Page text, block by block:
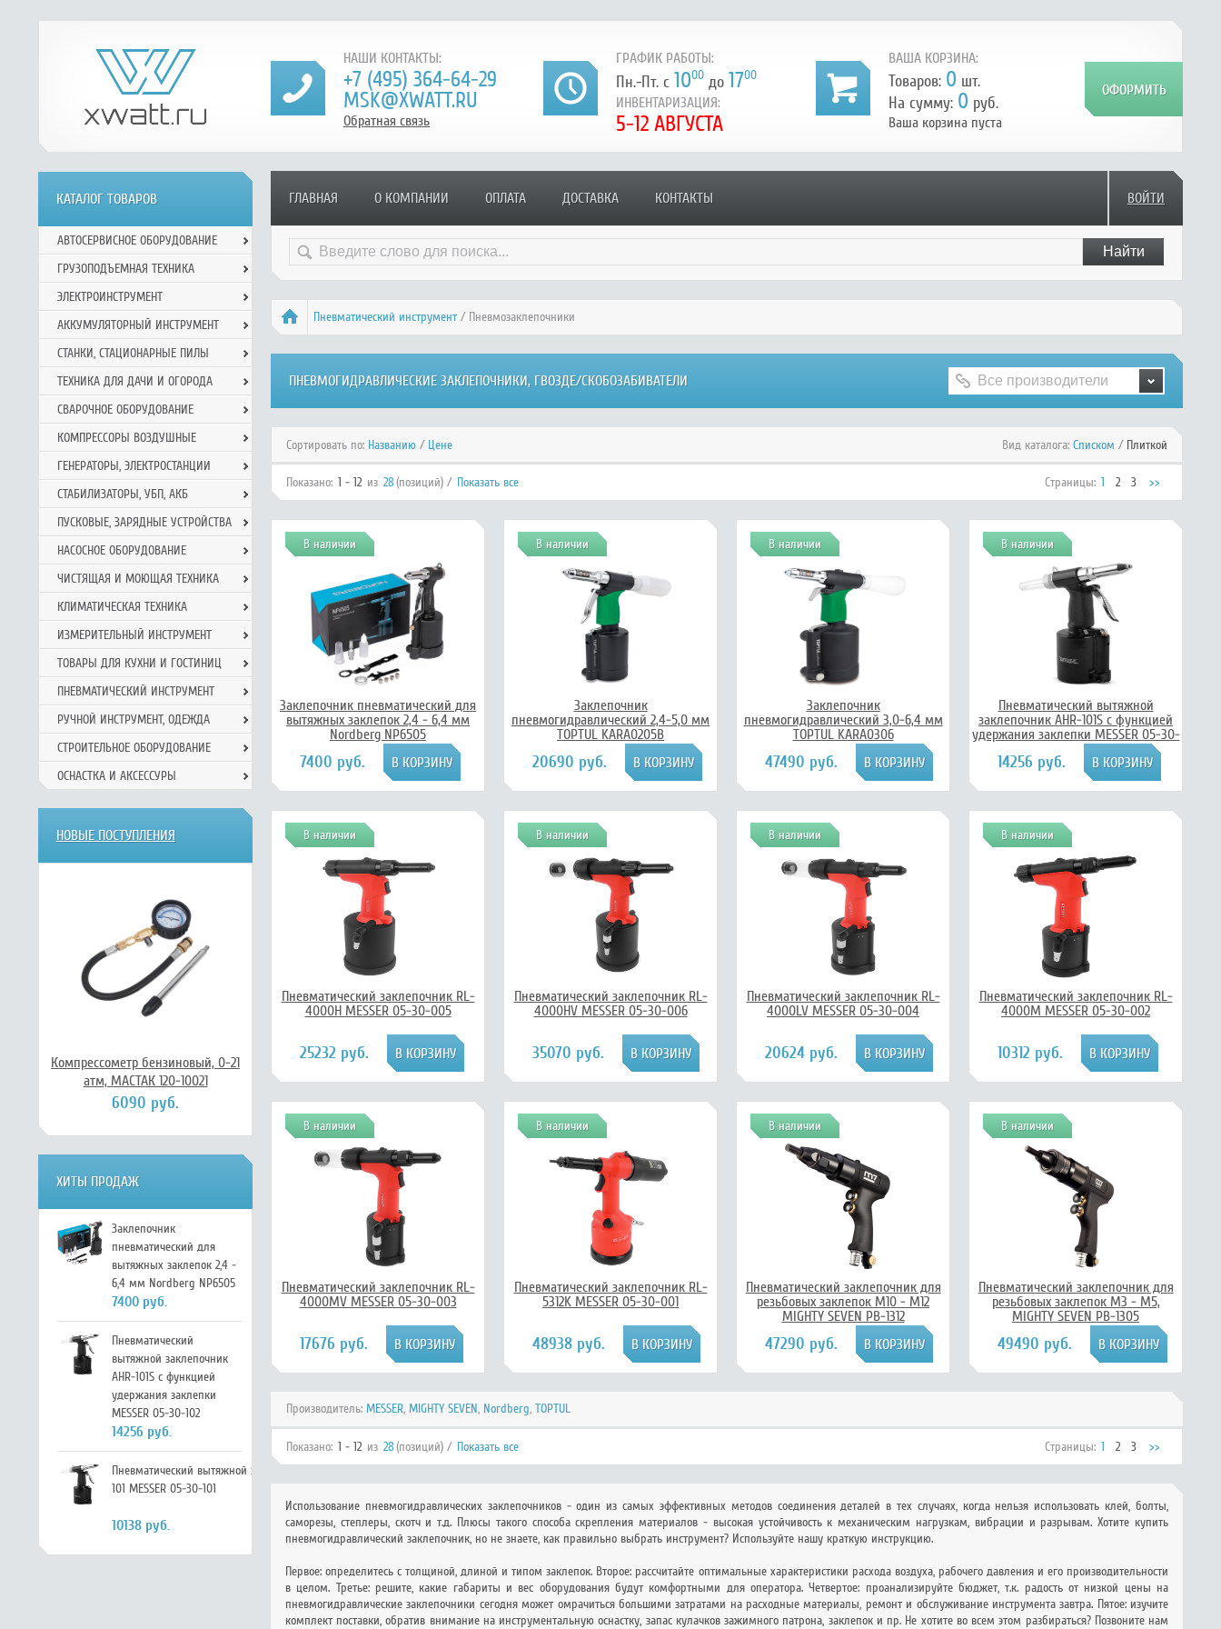
НАШИ КОНТАКТЫ:
+7 (495) 364-64-29
MSK@XWATT.RU
Обратная связь
ГРАФИК РАБОТЫ:
Пн.-Пт. с 1000 до 1700
ИНВЕНТАРИЗАЦИЯ:
5-12 АВГУСТА
ВАША КОРЗИНА:
Товаров: 0 шт.
На сумму: 0 руб.
Ваша корзина пуста
ГЛАВНАЯ О КОМПАНИИ ОПЛАТА ДОСТАВКА КОНТАКТЫ ВОЙТИ
Пневматический инструмент / Пневмозаклепочники
ПНЕВМОГИДРАВЛИЧЕСКИЕ ЗАКЛЕПОЧНИКИ, ГВОЗДЕ/СКОБОЗАБИВАТЕЛИ
Сортировать по: Названию / Цене Вид каталога: Списком / Плиткой
Показано: 1 - 12 из 28(позиций) / Показать все Страницы: 1 2 3 >>
В наличии
Заклепочник пневматический для
вытяжных заклепок 2,4 - 6,4 мм
Nordberg NP6505
7400 руб.
В наличии
Заклепочник
пневмогидравлический 2,4-5,0 мм
TOPTUL KARA0205B
20690 руб.
В наличии
Заклепочник
пневмогидравлический 3,0-6,4 мм
TOPTUL KARA0306
47490 руб.
В наличии
Пневматический вытяжной
заклепочник AHR-101S с функцией
удержания заклепки MESSER 05-30-
14256 руб.
В наличии
Пневматический заклепочник RL-
4000H MESSER 05-30-005
25232 руб.
В наличии
Пневматический заклепочник RL-
4000HV MESSER 05-30-006
35070 руб.
В наличии
Пневматический заклепочник RL-
4000LV MESSER 05-30-004
20624 руб.
В наличии
Пневматический заклепочник RL-
4000M MESSER 05-30-002
10312 руб.
В наличии
Пневматический заклепочник RL-
4000MV MESSER 05-30-003
17676 руб.
В наличии
Пневматический заклепочник RL-
5312K MESSER 05-30-001
48938 руб.
В наличии
Пневматический заклепочник для
резьбовых заклепок М10 - М12
MIGHTY SEVEN PB-1312
47290 руб.
В наличии
Пневматический заклепочник для
резьбовых заклепок М3 - М5,
MIGHTY SEVEN PB-1305
49490 руб.
Производитель: MESSER, MIGHTY SEVEN, Nordberg, TOPTUL
Показано: 1 - 12 из 28(позиций) / Показать все Страницы: 1 2 3 >>
Использование пневмогидравлических заклепочников - один из самых эффективных методов соединения деталей в тех случаях, когда нельзя использовать клей, болты,
саморезы, степлеры, скотч и т.д. Плюсы такого способа скрепления материалов - высокая устойчивость к механическим нагрузкам, вибрации и разрывам. Хотите купить
пневмогидравлический заклепочник, но не знаете, как правильно выбрать инструмент? Используйте нашу краткую инструкцию.
Первое: определитесь с толщиной, длиной и типом заклепок. Второе: рассчитайте оптимальные характеристики расхода воздуха, рабочего давления и его производительности
в целом. Третье: решите, какие габариты и вес оборудования будут комфортными для оператора. Четвертое: проанализируйте бюджет, т.к. радость от низкой цены на
пневмогидравлические заклепочники сегодня может омрачиться большими затратами на расходные материалы, ремонт и обслуживание инструмента завтра. Пятое: изучите
комплект поставки, обратив внимание на инструментальную оснастку, запас кулачков зажимного патрона, заклепок и пр. Не хотите во всем этом разбираться? Позвоните нам
КАТАЛОГ ТОВАРОВ
АВТОСЕРВИСНОЕ ОБОРУДОВАНИЕ
ГРУЗОПОДЪЕМНАЯ ТЕХНИКА
ЭЛЕКТРОИНСТРУМЕНТ
АККУМУЛЯТОРНЫЙ ИНСТРУМЕНТ
СТАНКИ, СТАЦИОНАРНЫЕ ПИЛЫ
ТЕХНИКА ДЛЯ ДАЧИ И ОГОРОДА
СВАРОЧНОЕ ОБОРУДОВАНИЕ
КОМПРЕССОРЫ ВОЗДУШНЫЕ
ГЕНЕРАТОРЫ, ЭЛЕКТРОСТАНЦИИ
СТАБИЛИЗАТОРЫ, УБП, АКБ
ПУСКОВЫЕ, ЗАРЯДНЫЕ УСТРОЙСТВА
НАСОСНОЕ ОБОРУДОВАНИЕ
ЧИСТЯЩАЯ И МОЮЩАЯ ТЕХНИКА
КЛИМАТИЧЕСКАЯ ТЕХНИКА
ИЗМЕРИТЕЛЬНЫЙ ИНСТРУМЕНТ
ТОВАРЫ ДЛЯ КУХНИ И ГОСТИНИЦ
ПНЕВМАТИЧЕСКИЙ ИНСТРУМЕНТ
РУЧНОЙ ИНCТРУМЕНТ, ОДЕЖДА
СТРОИТЕЛЬНОЕ ОБОРУДОВАНИЕ
ОСНАСТКА И АКСЕССУРЫ
НОВЫЕ ПОСТУПЛЕНИЯ
Компрессометр бензиновый, 0-21
атм, МАСТАК 120-10021
6090 руб.
ХИТЫ ПРОДАЖ
Заклепочник
пневматический для
вытяжных заклепок 2,4 -
6,4 мм Nordberg NP6505
7400 руб.
Пневматический
вытяжной заклепочник
AHR-101S с функцией
удержания заклепки
MESSER 05-30-102
14256 руб.
Пневматический вытяжной заклепочник AHR-
101 MESSER 05-30-101
10138 руб.